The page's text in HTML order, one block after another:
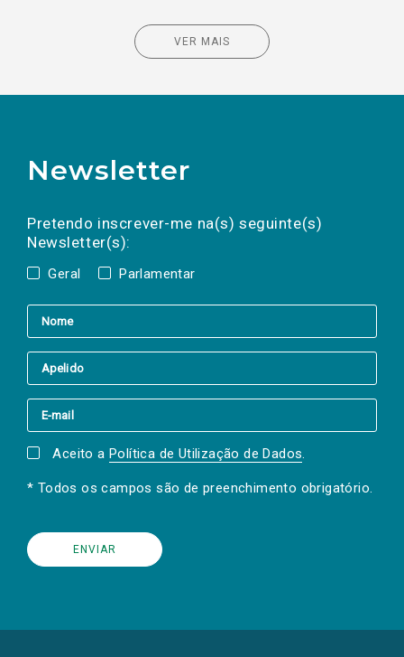
VER MAIS
Newsletter
Pretendo inscrever-me na(s) seguinte(s)
Newsletter(s):
Geral Parlamentar
a(s) newsletter(s).
mail
Aceito a Política de Utilização de Dados.
* Todos os campos são de preenchimento obrigatório.